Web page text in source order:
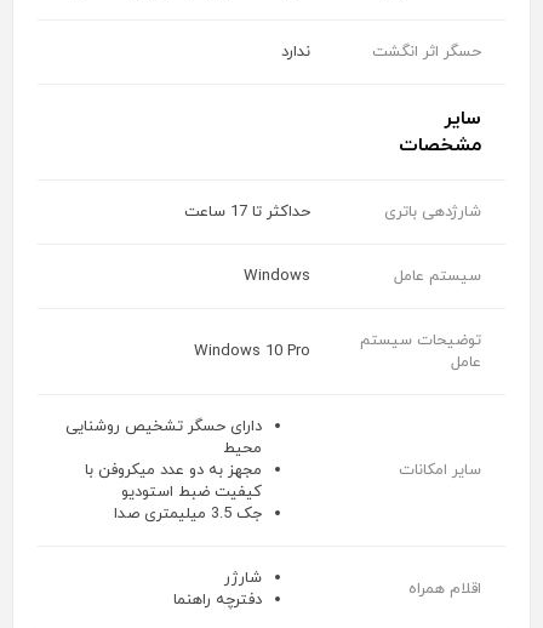
حسگر اثر انگشت ندارد
سایر
مشخصات
شارژدهی باتری حداکثر تا 17 ساعت
سیستم عامل Windows
توضیحات سیستم
عامل
Windows 10 Pro
سایر امکانات
دارای حسگر تشخیص روشنایی
محیط
مجهز به دو عدد میکروفن با
کیفیت ضبط استودیو
جک 3.5 میلیمتری صدا
اقلام همراه
شارژر
دفترچه راهنما